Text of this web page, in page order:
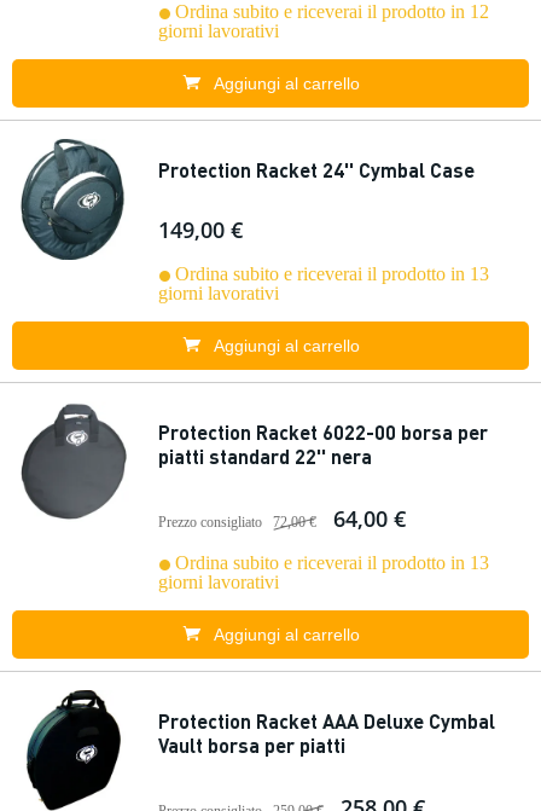
Ordina subito e riceverai il prodotto in 12
giorni lavorativi
Aggiungi al carrello
Protection Racket 24'' Cymbal Case
149,00 €
Ordina subito e riceverai il prodotto in 13
giorni lavorativi
Aggiungi al carrello
Protection Racket 6022-00 borsa per
piatti standard 22'' nera
Prezzo consigliato 72,00 € 64,00 €
Ordina subito e riceverai il prodotto in 13
giorni lavorativi
Aggiungi al carrello
Protection Racket AAA Deluxe Cymbal
Vault borsa per piatti